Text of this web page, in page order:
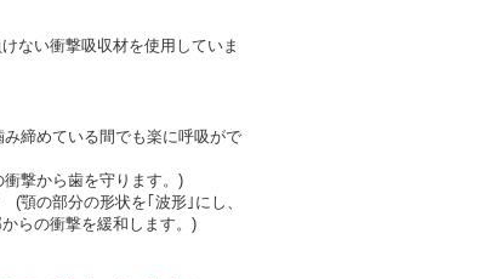
ない衝撃吸収材を使用していま
締めている間でも楽に呼吸がで
撃から歯を守ります。)
顎の部分の形状を｢波形｣にし、
らの衝撃を緩和します。)